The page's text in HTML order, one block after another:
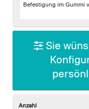
gallery
Befestigung im Gummi
Sie
Anzahl